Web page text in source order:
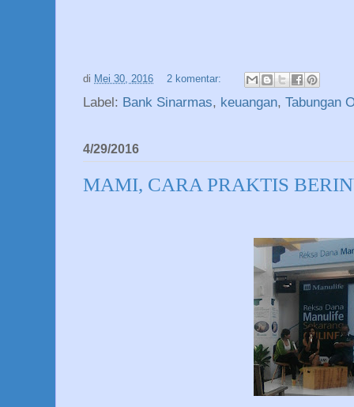
di Mei 30, 2016 2 komentar:
Label: Bank Sinarmas, keuangan, Tabungan
4/29/2016
MAMI, CARA PRAKTIS